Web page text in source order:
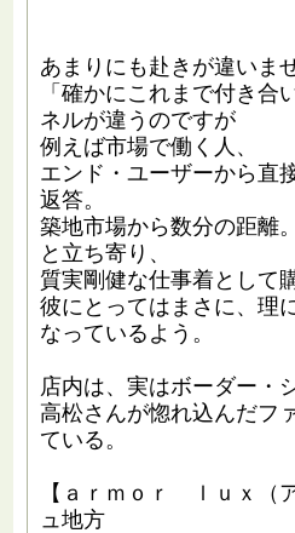
あまりにも赴きが違いま
「確かにこれまで付き合
ネルが違うのですが
例えば市場で働く人、
エンド・ユーザーから直
返答。
築地市場から数分の距離
と立ち寄り、
質実剛健な仕事着として
彼にとってはまさに、 理
なっているよう。
店内は、実はボーダー・
高松さんが惚れ込んだフ
ている。
【ａｒｍｏｒ ｌｕｘ（
ュ地方